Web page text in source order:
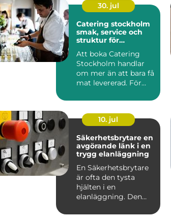
30. jul
Catering stockholm
smak, service och
struktur för
Att boka Catering
Stockholm handlar
om mer än att bara få
mat levererad. För
röda...
10. jul
Säkerhetsbrytare en
avgörande länk i en
trygg elanläggning
En Säkerhetsbrytare
är ofta den tysta
hjälten i en
elanläggning. Den
vardagen, men nä...